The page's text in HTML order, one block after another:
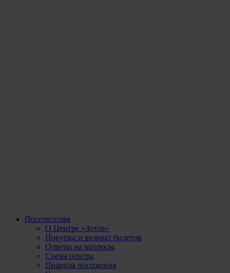
Посетителям
О Центре «Зотов»
Покупка и возврат билетов
Ответы на вопросы
Схема центра
Правила посещения